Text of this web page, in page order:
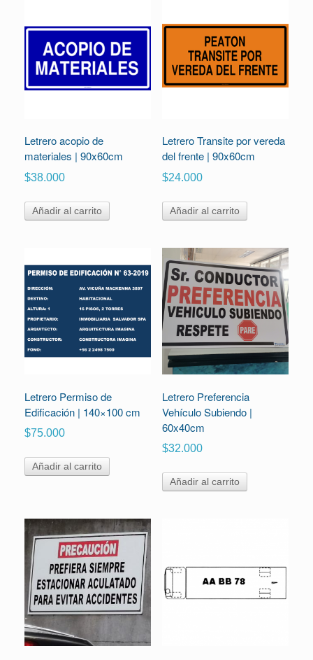
Letrero acopio de
materiales | 90x60cm
$38.000
Añadir al carrito
Letrero Transite por vereda
del frente | 90x60cm
$24.000
Añadir al carrito
Letrero Permiso de
Edificación | 140×100 cm
$75.000
Añadir al carrito
Letrero Preferencia
Vehículo Subiendo |
60x40cm
$32.000
Añadir al carrito